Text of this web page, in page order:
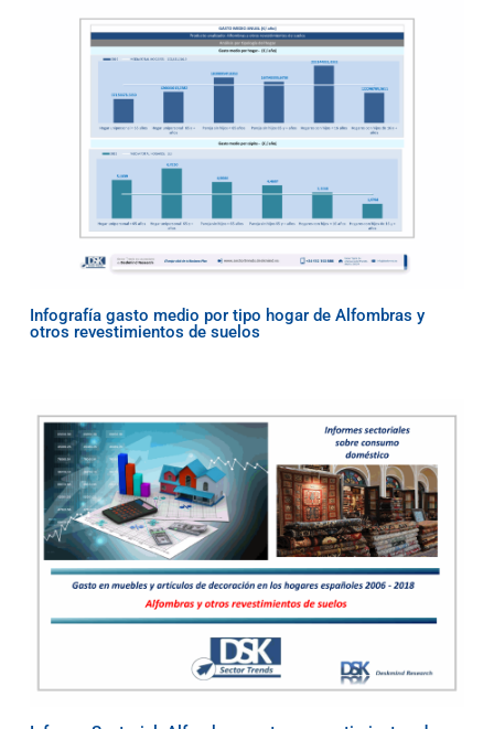
Infografía gasto medio por tipo hogar de Alfombras y
otros revestimientos de suelos